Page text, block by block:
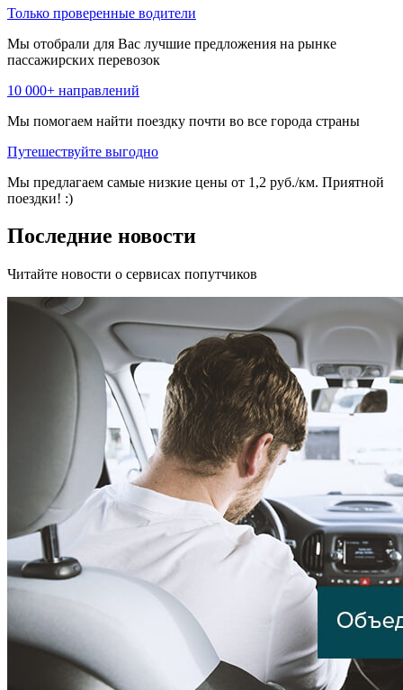
Только проверенные водители
Мы отобрали для Вас лучшие предложения на рынке
пассажирских перевозок
10 000+ направлений
Мы помогаем найти поездку почти во все города страны
Путешествуйте выгодно
Мы предлагаем самые низкие цены от 1,2 руб./км. Приятной
поездки! :)
Последние новости
Читайте новости о сервисах попутчиков